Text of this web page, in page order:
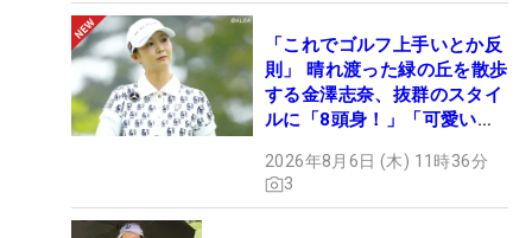
「これでゴルフ上手いとか反
則」 晴れ渡った緑の丘を散歩
する金澤志奈、抜群のスタイ
ルに「8頭身！」「可愛いに
2026年8月6日 (木) 11時36分
3